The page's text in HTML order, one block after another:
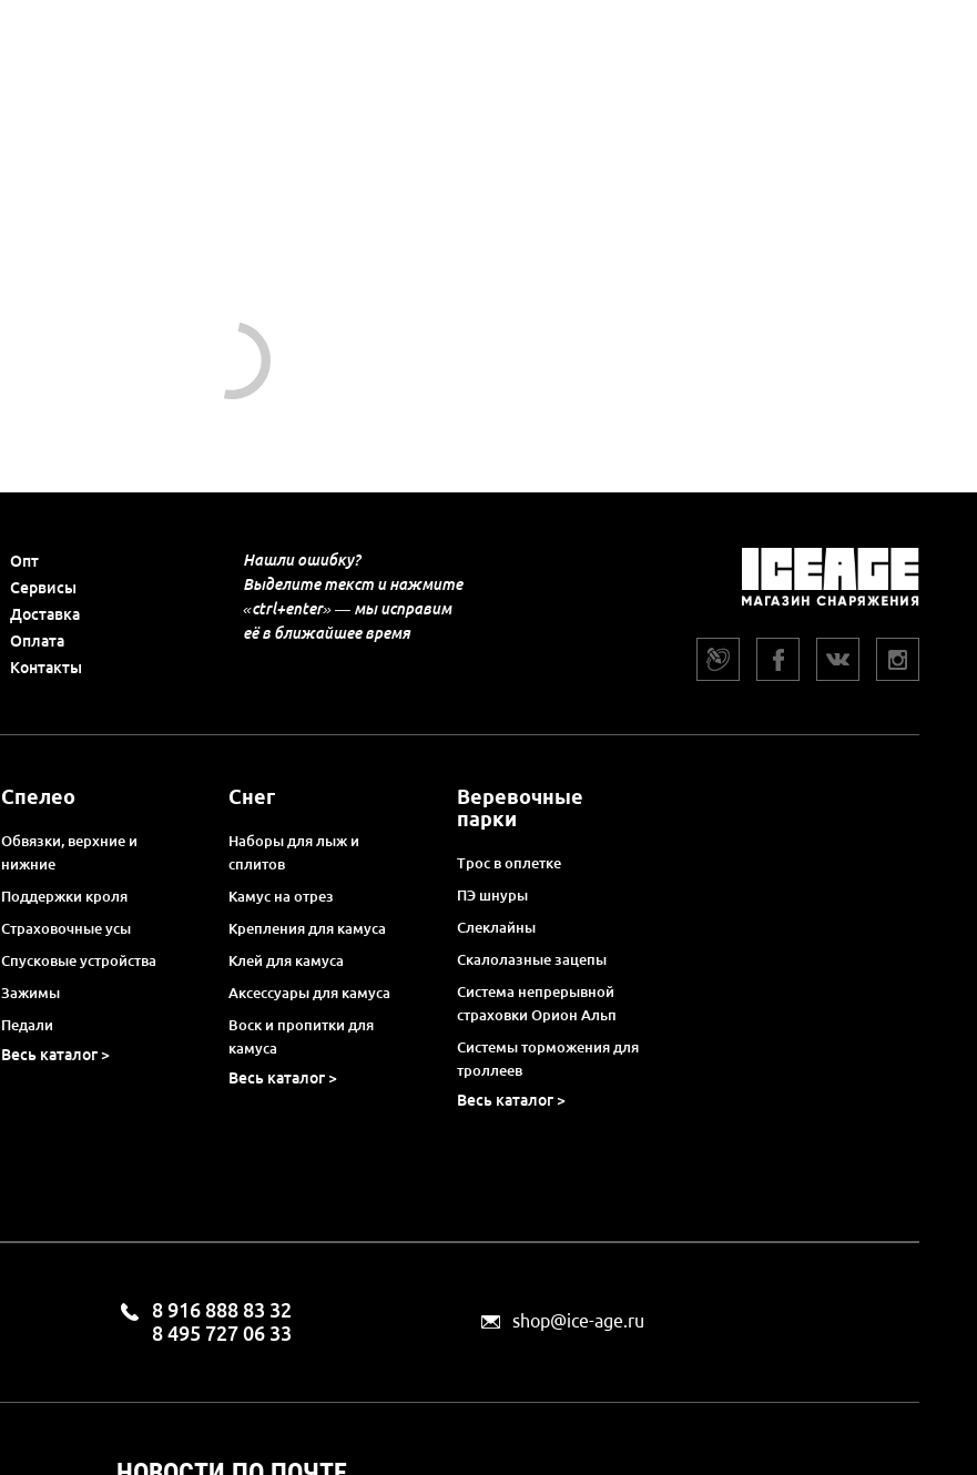
Опт
Сервисы
Доставка
Оплата
Контакты
Нашли ошибку?
Выделите текст и нажмите
«ctrl+enter» — мы исправим
её в ближайшее время
Спелео
Обвязки, верхние и
нижние
Поддержки кроля
Страховочные усы
Спусковые устройства
Зажимы
Педали
Весь каталог >
Снег
Наборы для лыж и
сплитов
Камус на отрез
Крепления для камуса
Клей для камуса
Аксессуары для камуса
Воск и пропитки для
камуса
Весь каталог >
Веревочные
парки
Трос в оплетке
ПЭ шнуры
Слеклайны
Скалолазные зацепы
Система непрерывной
страховки Орион Альп
Системы торможения для
троллеев
Весь каталог >
8 916 888 83 32
8 495 727 06 33
shop@ice-age.ru